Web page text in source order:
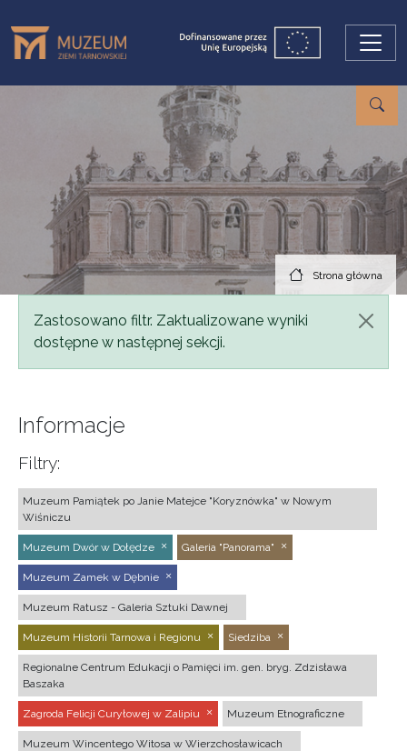
Strona główna
Komunikat
Zastosowano filtr. Zaktualizowane wyniki
dostępne w następnej sekcji.
Informacje
Filtry:
Muzeum Pamiątek po Janie Matejce "Koryznówka" w Nowym
Wiśniczu
Muzeum Dwór w Dołędze Galeria "Panorama"
Muzeum Zamek w Dębnie
Muzeum Ratusz - Galeria Sztuki Dawnej
Muzeum Historii Tarnowa i Regionu Siedziba
Regionalne Centrum Edukacji o Pamięci im. gen. bryg. Zdzisława
Baszaka
Zagroda Felicji Curyłowej w Zalipiu Muzeum Etnograficzne
Muzeum Wincentego Witosa w Wierzchosławicach